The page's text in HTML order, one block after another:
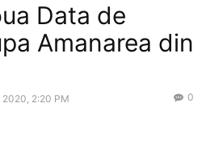
Data de
Amanarea din
2020, 2:20 PM 0